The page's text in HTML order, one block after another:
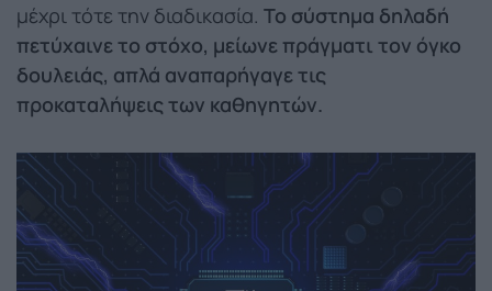
μέχρι τότε την διαδικασία. Το σύστημα δηλαδή
πετύχαινε το στόχο, μείωνε πράγματι τον όγκο
δουλειάς, απλά αναπαρήγαγε τις
προκαταλήψεις των καθηγητών.